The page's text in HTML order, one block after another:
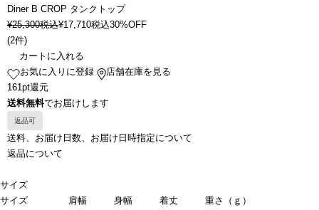
Diner B CROP タンクトップ
¥25,300税込¥17,710税込30%OFF
(2件)
カートに入れる
お気に入りに登録
店舗在庫を見る
161pt還元
送料無料でお届けします
返品可
送料、お届け日数、お届け日時指定について
返品について
サイズ
サイズ
肩幅 身幅 着丈
重さ（ｇ）